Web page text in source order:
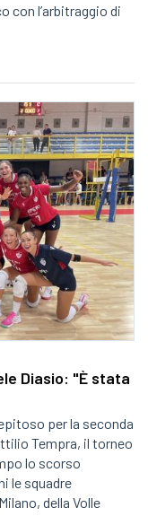
con l’arbitraggio di
Diasio: "È stata
per la seconda
Tempra, il torneo
lo scorso
le squadre
della Volle